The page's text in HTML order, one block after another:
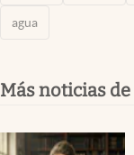
agua
Más noticias de